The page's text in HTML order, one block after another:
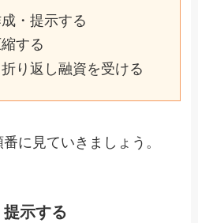
・提示する
する
り返し融資を受ける
に見ていきましょう。
示する